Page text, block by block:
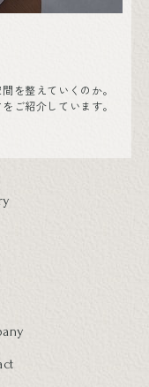
を整えていくのか。
ご紹介しています。